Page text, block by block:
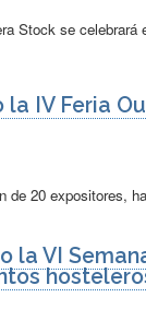
Stock se
la IV Feria
de 20 expositores,
la VI